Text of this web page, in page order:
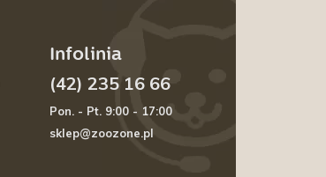
Infolinia
(42) 235 16 66
Pon. - Pt. 9:00 - 17:00
sklep@zoozone.pl